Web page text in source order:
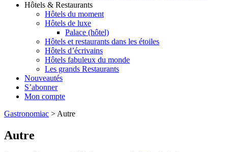
Hôtels & Restaurants
Hôtels du moment
Hôtels de luxe
Palace (hôtel)
Hôtels et restaurants dans les étoiles
Hôtels d’écrivains
Hôtels fabuleux du monde
Les grands Restaurants
Nouveautés
S’abonner
Mon compte
Gastronomiac > Autre
Autre